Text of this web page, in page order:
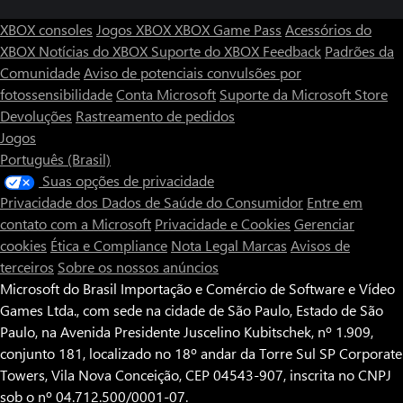
• Aproveite a vista: passeie no seu trem e aprecie a paisagem de
dentro dos vagões ou do banco da frente na cabine do
maquinista da locomotiva a vapor.
XBOX consoles Jogos XBOXXBOX Game Pass Acessórios do
XBOX Notícias do XBOX Suporte do XBOX Feedback Padrões da
ComunidadeAviso de potenciais convulsões por
fotossensibilidadeConta Microsoft Suporte da Microsoft Store
Devoluções Rastreamento de pedidos
Jogos
Português (Brasil)
Suas opções de privacidade
Privacidade dos Dados de Saúde do Consumidor Entre em
contato com a Microsoft Privacidade e Cookies Gerenciar
cookies Ética e Compliance Nota Legal Marcas Avisos de
terceiros Sobre os nossos anúncios
Microsoft do Brasil Importação e Comércio de Software e Vídeo
Games Ltda., com sede na cidade de São Paulo, Estado de São
Paulo, na Avenida Presidente Juscelino Kubitschek, nº 1.909,
conjunto 181, localizado no 18º andar da Torre Sul SP Corporate
Towers, Vila Nova Conceição, CEP 04543-907, inscrita no CNPJ
sob o nº 04.712.500/0001-07.